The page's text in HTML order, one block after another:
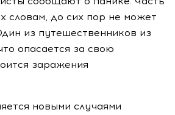
словам, до сих пор не может
из путешественников из
опасается за свою
заражения
новыми случаями